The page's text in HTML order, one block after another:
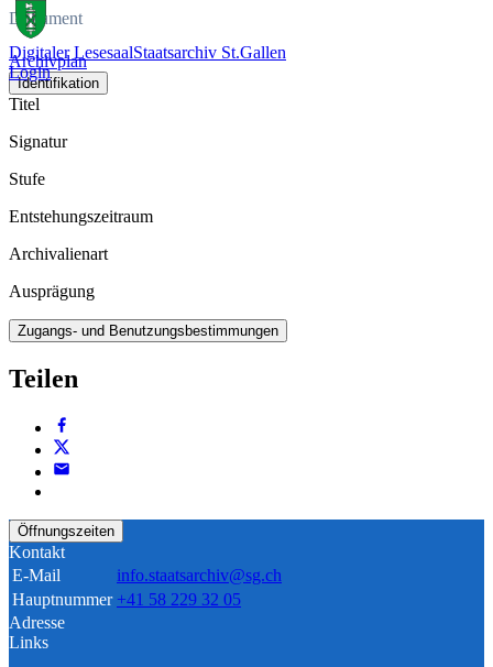
Digitaler LesesaalStaatsarchiv St.Gallen
Login
Dokument
Archivplan
Identifikation
Titel
Signatur
Stufe
Entstehungszeitraum
Archivalienart
Ausprägung
Zugangs- und Benutzungsbestimmungen
Teilen
Öffnungszeiten
Kontakt
E-Mail
info.staatsarchiv@sg.ch
Hauptnummer +41 58 229 32 05
Adresse
Links